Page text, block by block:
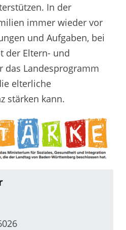
In der
immer wieder vor
und Aufgaben, bei
der Eltern- und
das Landesprogramm
elterliche
stärken kann.